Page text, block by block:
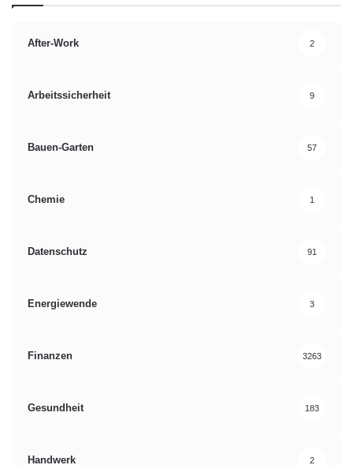
After-Work 2
Arbeitssicherheit 9
Bauen-Garten 57
Chemie 1
Datenschutz 91
Energiewende 3
Finanzen 3263
Gesundheit 183
Handwerk 2